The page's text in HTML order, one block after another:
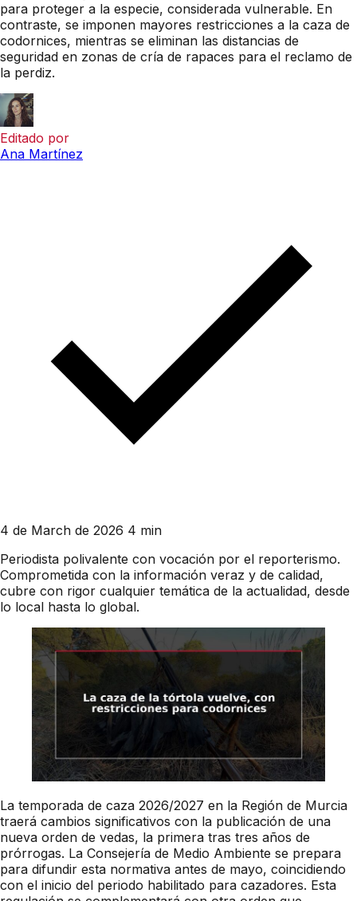
para proteger a la especie, considerada vulnerable. En
contraste, se imponen mayores restricciones a la caza de
codornices, mientras se eliminan las distancias de
seguridad en zonas de cría de rapaces para el reclamo de
la perdiz.
Editado por
Ana Martínez
4 de March de 2026 4 min
Periodista polivalente con vocación por el reporterismo.
Comprometida con la información veraz y de calidad,
cubre con rigor cualquier temática de la actualidad, desde
lo local hasta lo global.
La temporada de caza 2026/2027 en la Región de Murcia
traerá cambios significativos con la publicación de una
nueva orden de vedas, la primera tras tres años de
prórrogas. La Consejería de Medio Ambiente se prepara
para difundir esta normativa antes de mayo, coincidiendo
con el inicio del periodo habilitado para cazadores. Esta